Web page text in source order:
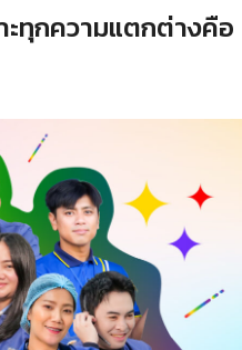
ะทุกความแตกต่างคือ